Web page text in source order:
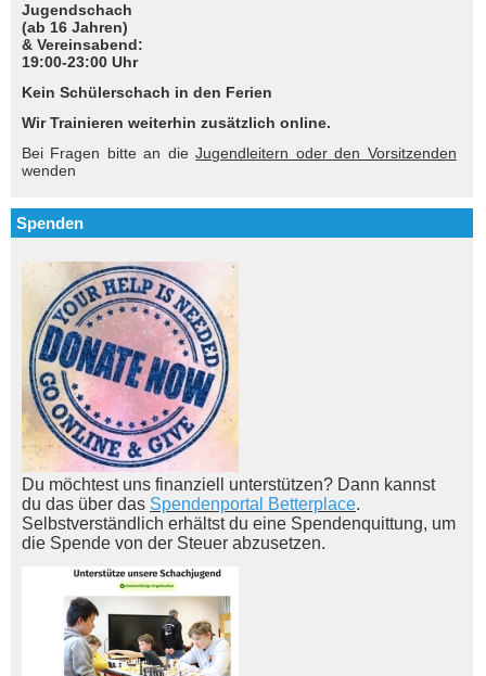
Jugendschach
(ab 16 Jahren)
& Vereinsabend:
19:00-23:00 Uhr
Kein Schülerschach in den Ferien
Wir Trainieren weiterhin zusätzlich online.
Bei Fragen bitte an dieJugendleitern oder den Vorsitzenden
wenden
Spenden
Du möchtest uns finanziell unterstützen? Dann kannst
du das über das Spendenportal Betterplace.
Selbstverständlich erhältst du eine Spendenquittung, um
die Spende von der Steuer abzusetzen.